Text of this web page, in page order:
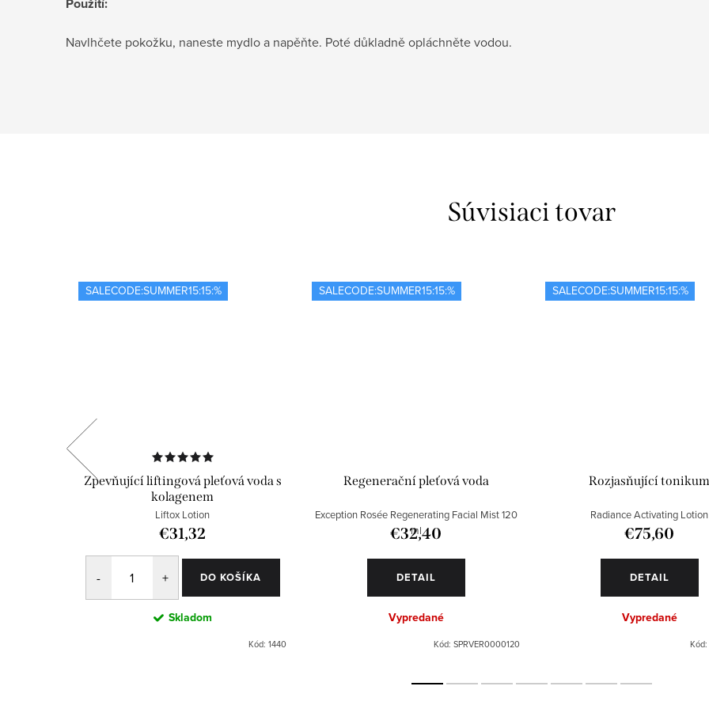
Navlhčete pokožku, naneste mydlo a napěňte. Poté důkladně opláchněte vodou.
Súvisiaci tovar
SALECODE:SUMMER15:15:%
Zpevňující liftingová pleťová voda s
kolagenem
Liftox Lotion
€31,32
DO KOŠÍKA
Skladom
Kód: 1440
SALECODE:SUMMER15:15:%
Regenerační pleťová voda
Exception Rosée Regenerating Facial Mist 120
ml
€32,40
DETAIL
Vypredané
Kód: SPRVER0000120
SALECODE:SUMMER15:15:%
Rozjasňující tonikum
Radiance Activating Lotion
€75,60
DETAIL
Vypredané
Kód: